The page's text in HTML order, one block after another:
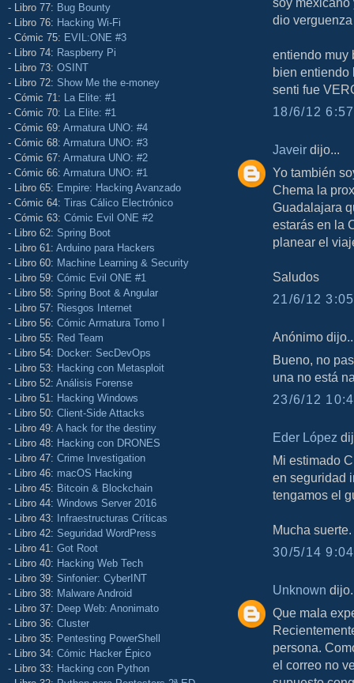
- Libro 77: Bug Bounty
- Libro 76: Hacking Wi-Fi
- Cómic 75: EVIL:ONE #3
- Libro 74: Raspberry Pi
- Libro 73: OSINT
- Libro 72: Show Me the e-money
- Cómic 71: La Elite: #1
- Cómic 70: La Elite: #1
- Cómic 69: Armatura UNO: #4
- Cómic 68: Armatura UNO: #3
- Cómic 67: Armatura UNO: #2
- Cómic 66: Armatura UNO: #1
- Libro 65: Empire: Hacking Avanzado
- Cómic 64: Tiras Cálico Electrónico
- Cómic 63: Cómic Evil ONE #2
- Libro 62: Spring Boot
- Libro 61: Arduino para Hackers
- Libro 60: Machine Learning & Security
- Libro 59: Cómic Evil ONE #1
- Libro 58: Spring Boot & Angular
- Libro 57: Riesgos Internet
- Libro 56: Cómic Armatura Tomo I
- Libro 55: Red Team
- Libro 54: Docker: SecDevOps
- Libro 53: Hacking con Metasploit
- Libro 52: Análisis Forense
- Libro 51: Hacking Windows
- Libro 50: Client-Side Attacks
- Libro 49: A hack for the destiny
- Libro 48: Hacking con DRONES
- Libro 47: Crime Investigation
- Libro 46: macOS Hacking
- Libro 45: Bitcoin & Blockchain
- Libro 44: Windows Server 2016
- Libro 43: Infraestructuras Críticas
- Libro 42: Seguridad WordPress
- Libro 41: Got Root
- Libro 40: Hacking Web Tech
- Libro 39: Sinfonier: CyberINT
- Libro 38: Malware Android
- Libro 37: Deep Web: Anonimato
- Libro 36: Cluster
- Libro 35: Pentesting PowerShell
- Libro 34: Cómic Hacker Épico
- Libro 33: Hacking con Python
dio verguenza
entiendo muy
bien entiendo
senti fue
18/6/12
Javeir dijo...
Yo también
Chema la
Guadalajara
estarás en la
planear el
Saludos
21/6/12
Anónimo
Bueno, no
una no está
23/6/12
Eder López
Mi estimado
en seguridad
tengamos el
Mucha suerte.
30/5/14
Unknown
Que mala
persona.
el correo no